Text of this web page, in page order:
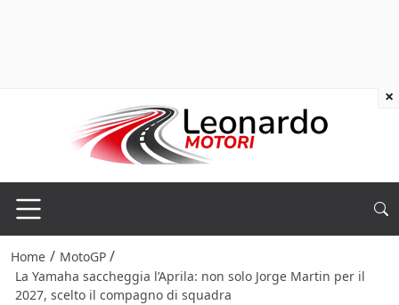
Home / MotoGP /
La Yamaha saccheggia l’Aprila: non solo Jorge Martin per il
2027, scelto il compagno di squadra
×